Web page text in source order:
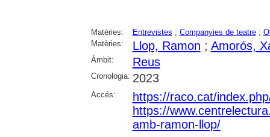
Matèries: Entrevistes ; Companyies de teatre;
Matèries:
Llop, Ramon ; Amorós,
Àmbit: Reus
Cronologia: 2023
Accés:
https://raco.cat/
https://
amb-ramon-llop/